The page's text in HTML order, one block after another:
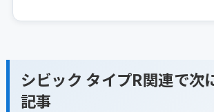
シビック タイプR関連で次
記事